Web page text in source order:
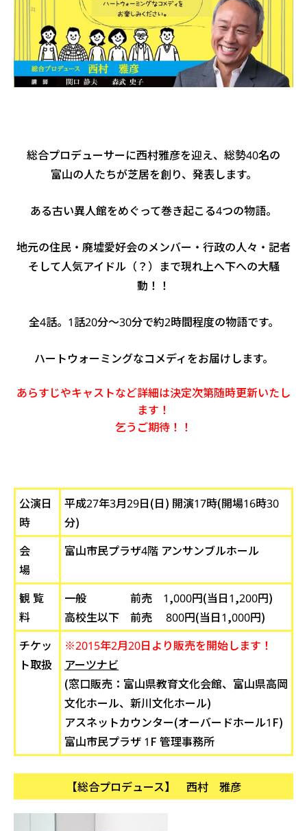
総合プロデューサーに西村雅彦を迎え、総勢40名の
富山の人たちが芝居を創り、発表します。
ある古い異人館をめぐって巻き起こる4つの物語。
地元の住民・廃墟愛好会のメンバー・行政の人々・記者
そして人気アイドル（？）まで現れ上へ下への大騒
動！！
全4話。1話20分～30分で約2時間程度の物語です。
ハートウォーミングなコメディをお届けします。
あらすじやキャストなど詳細は決定次第随時更新いたし
ます！
乞うご期待！！
公演日
時
平成27年3月29日(日) 開演17時(開場16時30
分)
会
場
富山市民プラザ4階 アンサンブルホール
観 覧
料
一般 前売 1,000円(当日1,200円)
高校生以下 前売 800円(当日1,000円)
チケッ
ト取扱
※2015年2月20日より販売を開始します！
アーツナビ
(窓口販売：富山県教育文化会館、富山県高岡
文化ホール、新川文化ホール)
アスネットカウンター(オーバードホール1F)
富山市民プラザ 1F 管理事務所
【総合プロデュース】 西村 雅彦